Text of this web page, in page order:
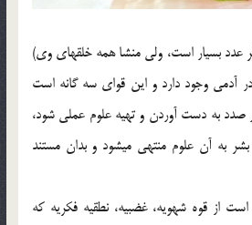
عدد بسيار است، ولي منشا همه خلقهاي وي)
وجود دارد و اين قواي سه گانه است
صدد به دست آوردن و تهيه علوم عملي شود،
به آن علوم منتهي ميشود و بدان مستند
از قوه شهويه، غضبيه، نطقيه فكريه كه